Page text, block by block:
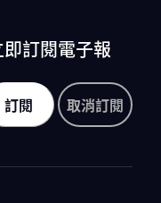
訂閱電子報
訂閱 取消訂閱